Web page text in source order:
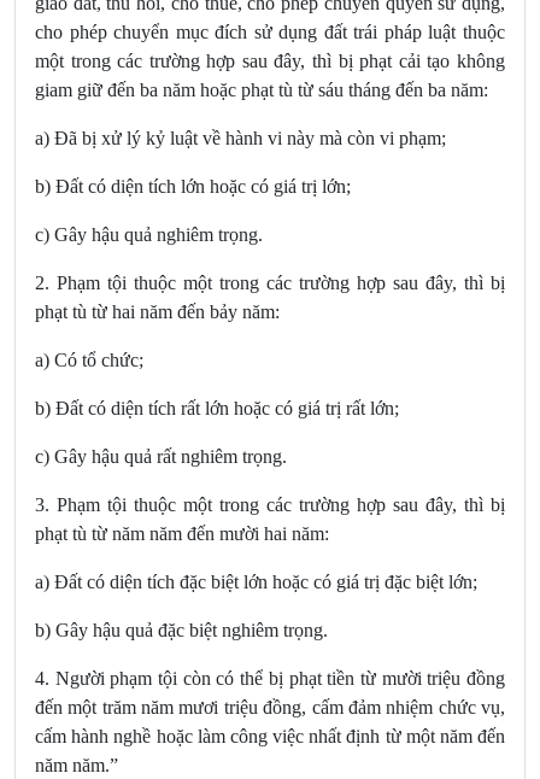
cho phép chuyển mục đích sử dụng đất trái pháp luật thuộc
một trong các trường hợp sau đây, thì bị phạt cải tạo không
giam giữ đến ba năm hoặc phạt tù từ sáu tháng đến ba năm:
a) Đã bị xử lý kỷ luật về hành vi này mà còn vi phạm;
b) Đất có diện tích lớn hoặc có giá trị lớn;
c) Gây hậu quả nghiêm trọng.
2. Phạm tội thuộc một trong các trường hợp sau đây, thì bị
phạt tù từ hai năm đến bảy năm:
a) Có tổ chức;
b) Đất có diện tích rất lớn hoặc có giá trị rất lớn;
c) Gây hậu quả rất nghiêm trọng.
3. Phạm tội thuộc một trong các trường hợp sau đây, thì bị
phạt tù từ năm năm đến mười hai năm:
a) Đất có diện tích đặc biệt lớn hoặc có giá trị đặc biệt lớn;
b) Gây hậu quả đặc biệt nghiêm trọng.
4. Người phạm tội còn có thể bị phạt tiền từ mười triệu đồng
đến một trăm năm mươi triệu đồng, cấm đảm nhiệm chức vụ,
cấm hành nghề hoặc làm công việc nhất định từ một năm đến
năm năm.”